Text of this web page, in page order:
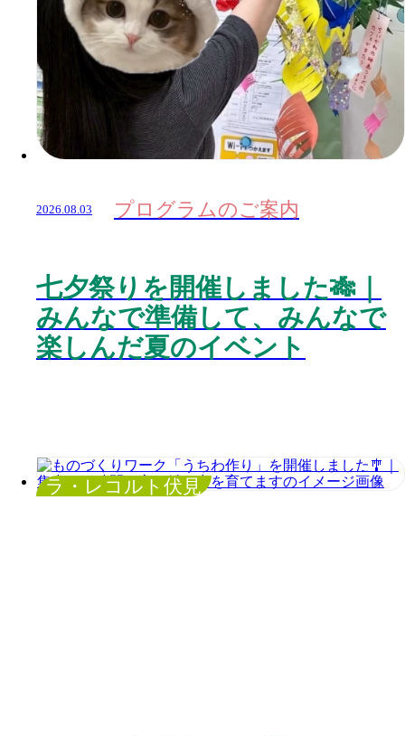
2026.08.03 プログラムのご案内
七夕祭りを開催しました🎋｜
みんなで準備して、みんなで
楽しんだ夏のイベント
ラ・レコルト伏見